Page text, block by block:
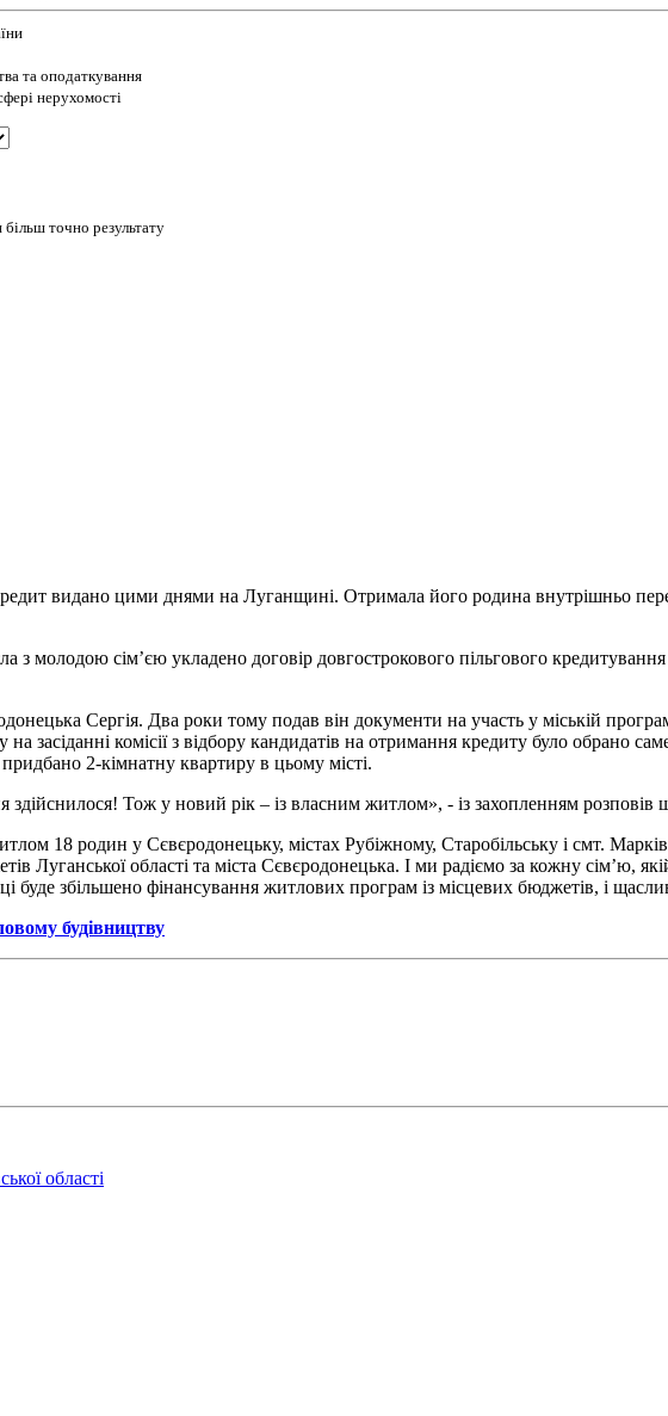
та оподаткування
нерухомості
точно результату
видано цими днями на Луганщині. Отримала його родина внутрішньо
молодою сім’єю укладено договір довгострокового пільгового
Сергія. Два роки тому подав він документи на участь у міській
засіданні комісії з відбору кандидатів на отримання кредиту було обрано
2-кімнатну квартиру в цьому місті.
Тож у новий рік – із власним житлом», - із захопленням розповів
18 родин у Сєвєродонецьку, містах Рубіжному, Старобільську і смт.
Луганської області та міста Сєвєродонецька. І ми радіємо за кожну сім’ю,
буде збільшено фінансування житлових програм із місцевих бюджетів, і
будівництву
області